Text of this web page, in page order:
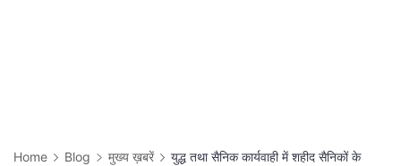
Home Blog मुख्य ख़बरें
युद्ध तथा सैनिक कार्यवाही में शहीद सैनिकों के